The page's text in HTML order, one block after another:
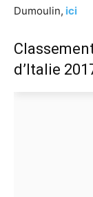
Dumoulin, ici
d’Italie